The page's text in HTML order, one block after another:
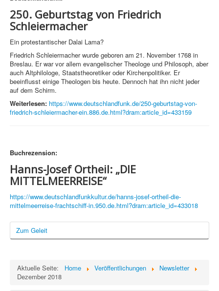
250. Geburtstag von Friedrich
Schleiermacher
Ein protestantischer Dalai Lama?
Friedrich Schleiermacher wurde geboren am 21. November 1768 in
Breslau. Er war vor allem evangelischer Theologe und Philosoph, aber
auch Altphilologe, Staatstheoretiker oder Kirchenpolitiker. Er
beeinflusst einige Theologen bis heute. Dennoch hat ihn nicht jeder
auf dem Schirm.
Weiterlesen: https://www.deutschlandfunk.de/250-geburtstag-von-
friedrich-schleiermacher-ein.886.de.html?dram:article_id=433159
Buchrezension:
Hanns-Josef Ortheil: „DIE
MITTELMEERREISE“
https://www.deutschlandfunkkultur.de/hanns-josef-ortheil-die-
mittelmeerreise-frachtschiff-in.950.de.html?dram:article_id=433018
Zum Geleit
Aktuelle Seite: Home Veröffentlichungen
Newsletter
Dezember 2018